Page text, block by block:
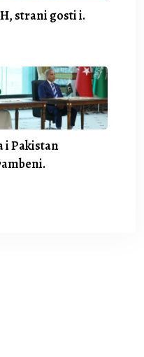
strani gosti i.
i Pakistan